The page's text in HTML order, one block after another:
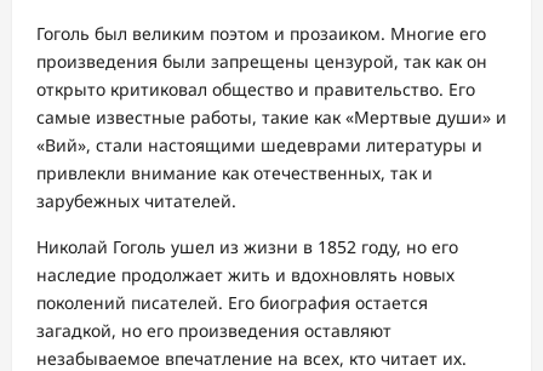
Гоголь был великим поэтом и прозаиком. Многие его
произведения были запрещены цензурой, так как он
открыто критиковал общество и правительство. Его
самые известные работы, такие как «Мертвые души» и
«Вий», стали настоящими шедеврами литературы и
привлекли внимание как отечественных, так и
зарубежных читателей.
Николай Гоголь ушел из жизни в 1852 году, но его
наследие продолжает жить и вдохновлять новых
поколений писателей. Его биография остается
загадкой, но его произведения оставляют
незабываемое впечатление на всех, кто читает их.